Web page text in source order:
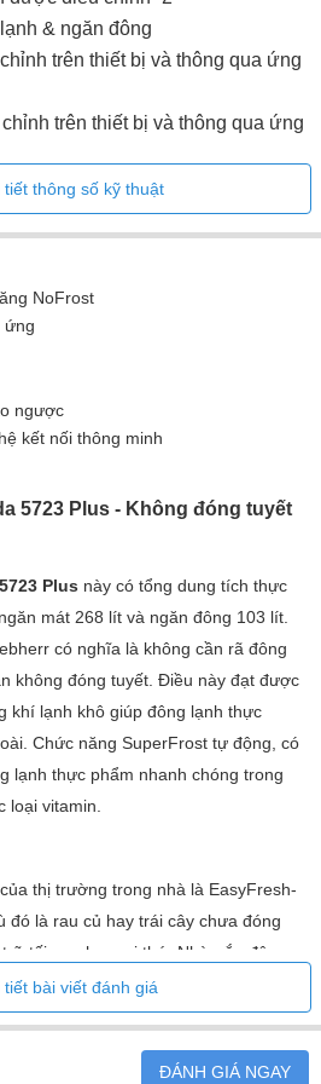
& ngăn đông
trên thiết bị và thông qua ứng
trên thiết bị và thông qua ứng
điều chỉnh trên ứng dụng
thể điều chỉnh trên thiết bị và
- Có thể điều chỉnh trên thiết bị và
trên ứng dụng
chỉnh trên thiết bị và thông qua
chỉnh trên thiết bị và thông qua
trên ứng dụng
băng - Có thể điều chỉnh trên thiết
chỉnh trên thiết bị
chỉnh trên thiết bị và thông qua
trên thiết bị và thông qua ứng
tủ lạnh - EasyFresh
Tủ Lạnh
tiết thông số kỹ thuật
NoFrost
ứng
ngược
kết nối thông minh
5723 Plus - Không đóng tuyết
Plus này có tổng dung tích thực
mát 268 lít và ngăn đông 103 lít.
có nghĩa là không cần rã đông
không đóng tuyết. Điều này đạt được
khí lạnh khô giúp đông lạnh thực
Chức năng SuperFrost tự động, có
lạnh thực phẩm nhanh chóng trong
loại vitamin.
thị trường trong nhà là EasyFresh-
đó là rau củ hay trái cây chưa đóng
tối ưu cho mọi thứ. Nhờ nắp đậy
độ ẩm trong két. Điều này giúp thực
bài viết đánh giá
ĐÁNH GIÁ NGAY